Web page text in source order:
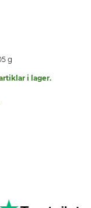
g
i lager.